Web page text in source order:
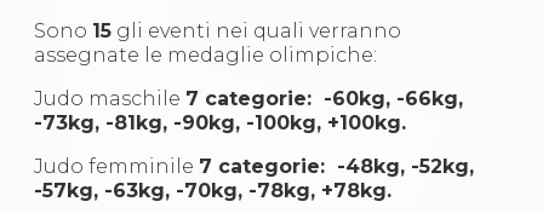
Sono 15 gli eventi nei quali verranno
assegnate le medaglie olimpiche:
Judo maschile 7 categorie: -60kg, -66kg,
-73kg, -81kg, -90kg, -100kg, +100kg.
Judo femminile 7 categorie: -48kg, -52kg,
-57kg, -63kg, -70kg, -78kg, +78kg.